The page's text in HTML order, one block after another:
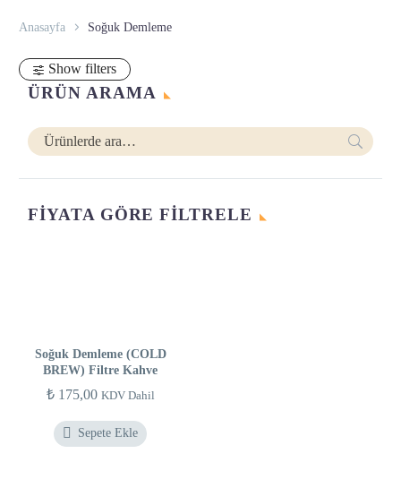
Anasayfa Soğuk Demleme
Show filters
ÜRÜN ARAMA
FIYATA GÖRE FILTRELE
Soğuk Demleme (COLD
BREW) Filtre Kahve
₺175,00 KDV Dahil
 Sepete Ekle